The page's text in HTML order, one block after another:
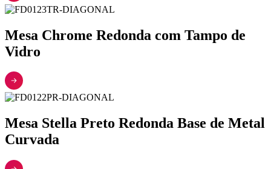
Mesa Chrome Redonda com Tampo de
Vidro
Mesa Stella Preto Redonda Base de Metal
Curvada